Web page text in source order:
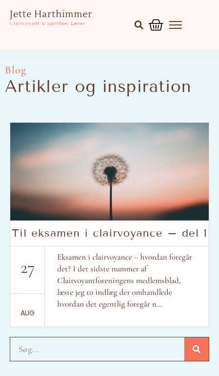
indholdet
Jette Harthimmer
Clairvoyant & Spirituel Lærer
Blog
Artikler og inspiration
Til eksamen i clairvoyance – del 1
27
AUG
Eksamen i clairvoyance – hvordan foregår
det? I det sidste nummer af
Clairvoyantforeningens medlemsblad,
læste jeg to indlæg der omhandlede
hvordan det egentlig foregår n...